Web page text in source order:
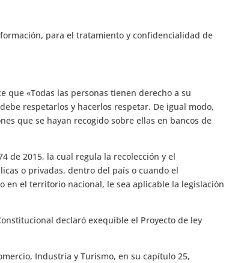
para el tratamiento y confidencialidad de
que «Todas las personas tienen derecho a su
respetarlos y hacerlos respetar. De igual modo,
que se hayan recogido sobre ellas en bancos de
de 2015, la cual regula la recolección y el
o privadas, dentro del país o cuando el
en el territorio nacional, le sea aplicable la legislación
declaró exequible el Proyecto de ley
Industria y Turismo, en su capítulo 25,